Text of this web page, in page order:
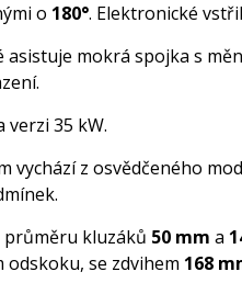
o 180°. Elektronické
asistuje mokrá spojka s
35 kW.
z osvědčeného
průměru kluzáků 50 mm a
se zdvihem 168